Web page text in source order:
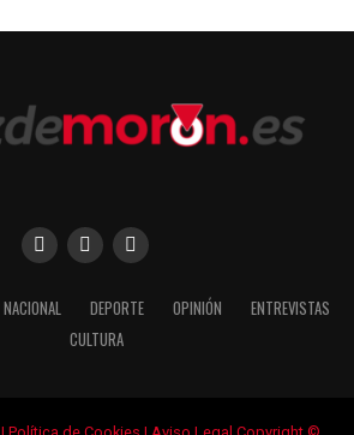
NACIONAL DEPORTE OPINIÓN
ENTREVISTAS
CULTURA